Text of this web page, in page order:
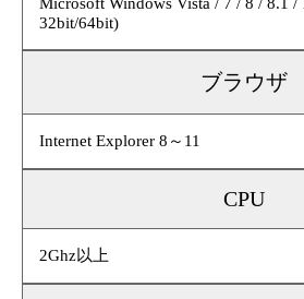
32bit/64bit)
ブラウザ
Internet Explorer 8～11
CPU
2Ghz以上